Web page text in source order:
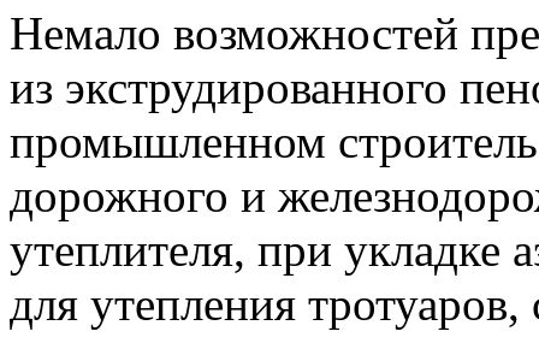
Немало возможностей
из экструдированного
промышленном
дорожного и
утеплителя, при укладке
для утепления